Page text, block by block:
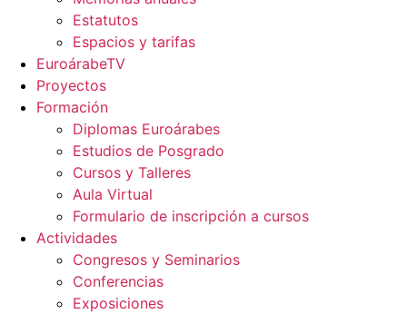
Estatutos
Espacios y tarifas
EuroárabeTV
Proyectos
Formación
Diplomas Euroárabes
Estudios de Posgrado
Cursos y Talleres
Aula Virtual
Formulario de inscripción a cursos
Actividades
Congresos y Seminarios
Conferencias
Exposiciones